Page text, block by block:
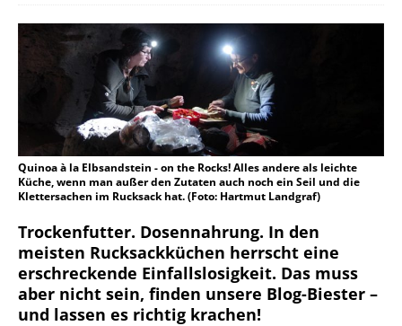
Quinoa à la Elbsandstein - on the Rocks! Alles andere als leichte
Küche, wenn man außer den Zutaten auch noch ein Seil und die
Klettersachen im Rucksack hat. (Foto: Hartmut Landgraf)
Trockenfutter. Dosennahrung. In den
meisten Rucksackküchen herrscht eine
erschreckende Einfallslosigkeit. Das muss
aber nicht sein, finden unsere Blog-Biester –
und lassen es richtig krachen!